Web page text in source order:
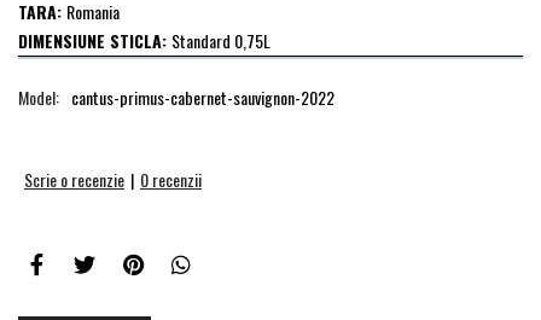
TARA: Romania
DIMENSIUNE STICLA: Standard 0,75L
Model: cantus-primus-cabernet-sauvignon-2022
Scrie o recenzie | 0 recenzii